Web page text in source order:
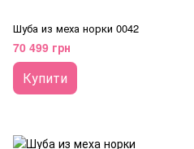
Шуба из меха норки 0042
70 499 грн
Купити